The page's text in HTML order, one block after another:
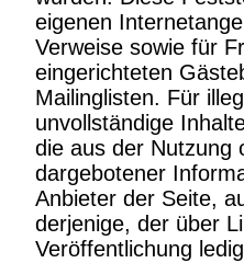
eigenen
Verweise sowie für
eingerichteten
Mailinglisten. Für
unvollständige
die aus der Nutzung
dargebotener
Anbieter der Seite,
derjenige, der über
Veröffentlichung